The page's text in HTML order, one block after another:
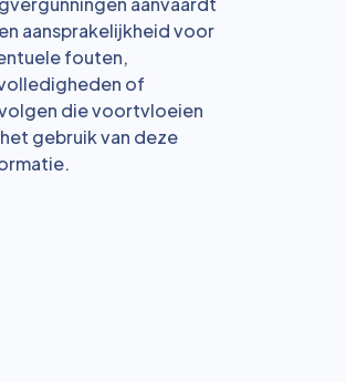
aansprakelijkheid voor
fouten,
of
die voortvloeien
gebruik van deze